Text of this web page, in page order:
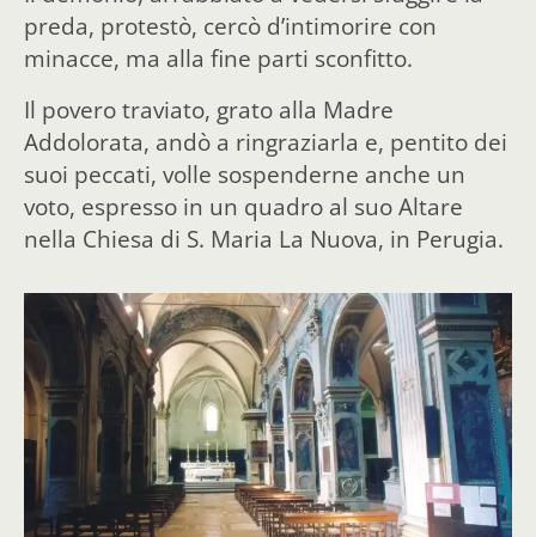
preda, protestò, cercò d’intimorire con
minacce, ma alla fine parti sconfitto.
Il povero traviato, grato alla Madre
Addolorata, andò a ringraziarla e, pentito dei
suoi peccati, volle sospenderne anche un
voto, espresso in un quadro al suo Altare
nella Chiesa di S. Maria La Nuova, in Perugia.